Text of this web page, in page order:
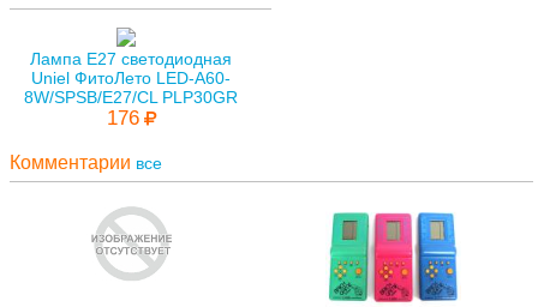
Лампа E27 светодиодная
Uniel ФитоЛето LED-A60-
8W/SPSB/E27/CL PLP30GR
176
Комментарии все